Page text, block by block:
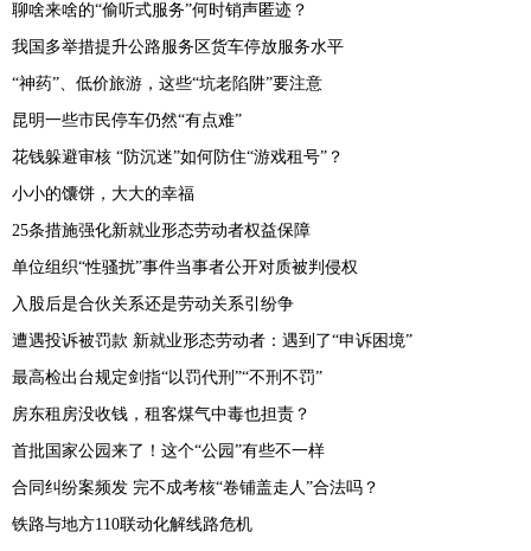
聊啥来啥的“偷听式服务”何时销声匿迹？
我国多举措提升公路服务区货车停放服务水平
“神药”、低价旅游，这些“坑老陷阱”要注意
昆明一些市民停车仍然“有点难”
花钱躲避审核 “防沉迷”如何防住“游戏租号”？
小小的馕饼，大大的幸福
25条措施强化新就业形态劳动者权益保障
单位组织“性骚扰”事件当事者公开对质被判侵权
入股后是合伙关系还是劳动关系引纷争
遭遇投诉被罚款 新就业形态劳动者：遇到了“申诉困境”
最高检出台规定剑指“以罚代刑”“不刑不罚”
房东租房没收钱，租客煤气中毒也担责？
首批国家公园来了！这个“公园”有些不一样
合同纠纷案频发 完不成考核“卷铺盖走人”合法吗？
铁路与地方110联动化解线路危机